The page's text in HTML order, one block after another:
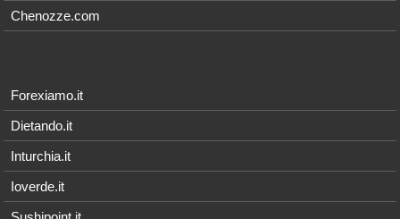
Chenozze.com
Forexiamo.it
Dietando.it
Inturchia.it
Ioverde.it